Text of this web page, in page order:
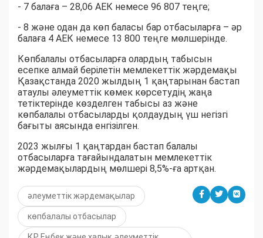
- 7 балаға – 28,06 АЕК немесе 96 807 теңге;
- 8 және одан да көп баласы бар отбасыларға – әр
балаға 4 АЕК немесе 13 800 теңге мөлшерінде.
Көпбалалы отбасыларға олардың табысын
есепке алмай берілетін мемлекеттік жәрдемақы
Қазақстанда 2020 жылдың 1 қаңтарынан бастап
атаулы әлеуметтік көмек көрсетудің жаңа
тетіктерінде көзделген табысы аз және
көпбалалы отбасыларды қолдаудың үш негізгі
бағыты аясында енгізілген.
2023 жылғы 1 қаңтардан бастап балалы
отбасыларға тағайындалатын мемлекеттік
жәрдемақылардың мөлшері 8,5%-ға артқан.
әлеуметтік жәрдемақылар
көпбалалы отбасылар